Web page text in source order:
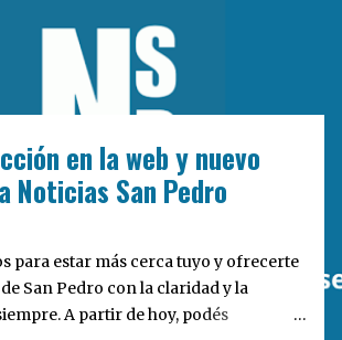
en la web y nuevo
Noticias San Pedro
para estar más cerca tuyo y ofrecerte
San Pedro con la claridad y la
A partir de hoy, podés